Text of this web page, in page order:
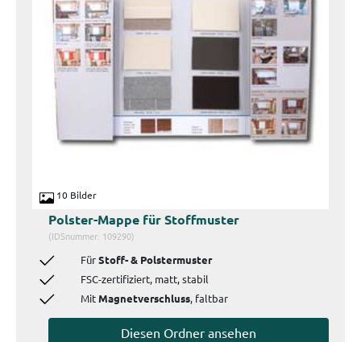
10 Bilder
Polster-Mappe für Stoffmuster
(IDSnummer: 109290)
FürStoff- & Polstermuster
FSC-zertifiziert, matt, stabil
MitMagnetverschluss, faltbar
Diesen Ordner ansehen